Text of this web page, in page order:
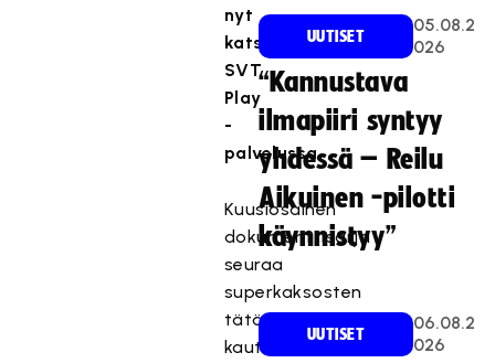
nyt
katsottavissa
SVT
Play
-
palvelussa.
Kuusiosainen
dokumenttisarja
seuraa
superkaksosten
tätä
kautta
UUTISET
05.08.2
026
“Kannustava
ilmapiiri syntyy
yhdessä – Reilu
Aikuinen -pilotti
käynnistyy”
UUTISET
06.08.2
026